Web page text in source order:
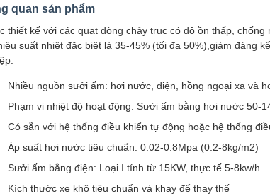
quan sản phẩm
thiết kế với các quạt dòng chảy trục có độ ồn thấp,
suất nhiệt đặc biệt là 35-45% (tối đa 50%),giảm đáng
Nhiều nguồn sưởi ấm: hơi nước, điện, hồng ngoại xa và
Phạm vi nhiệt độ hoạt động: Sưởi ấm bằng hơi nước 50-
Có sẵn với hệ thống điều khiển tự động hoặc hệ thống
Áp suất hơi nước tiêu chuẩn: 0.02-0.8Mpa (0.2-8kg/m2)
Sưởi ấm bằng điện: Loại I tính từ 15KW, thực tế 5-8kw/h
Kích thước xe khô tiêu chuẩn và khay để thay thế